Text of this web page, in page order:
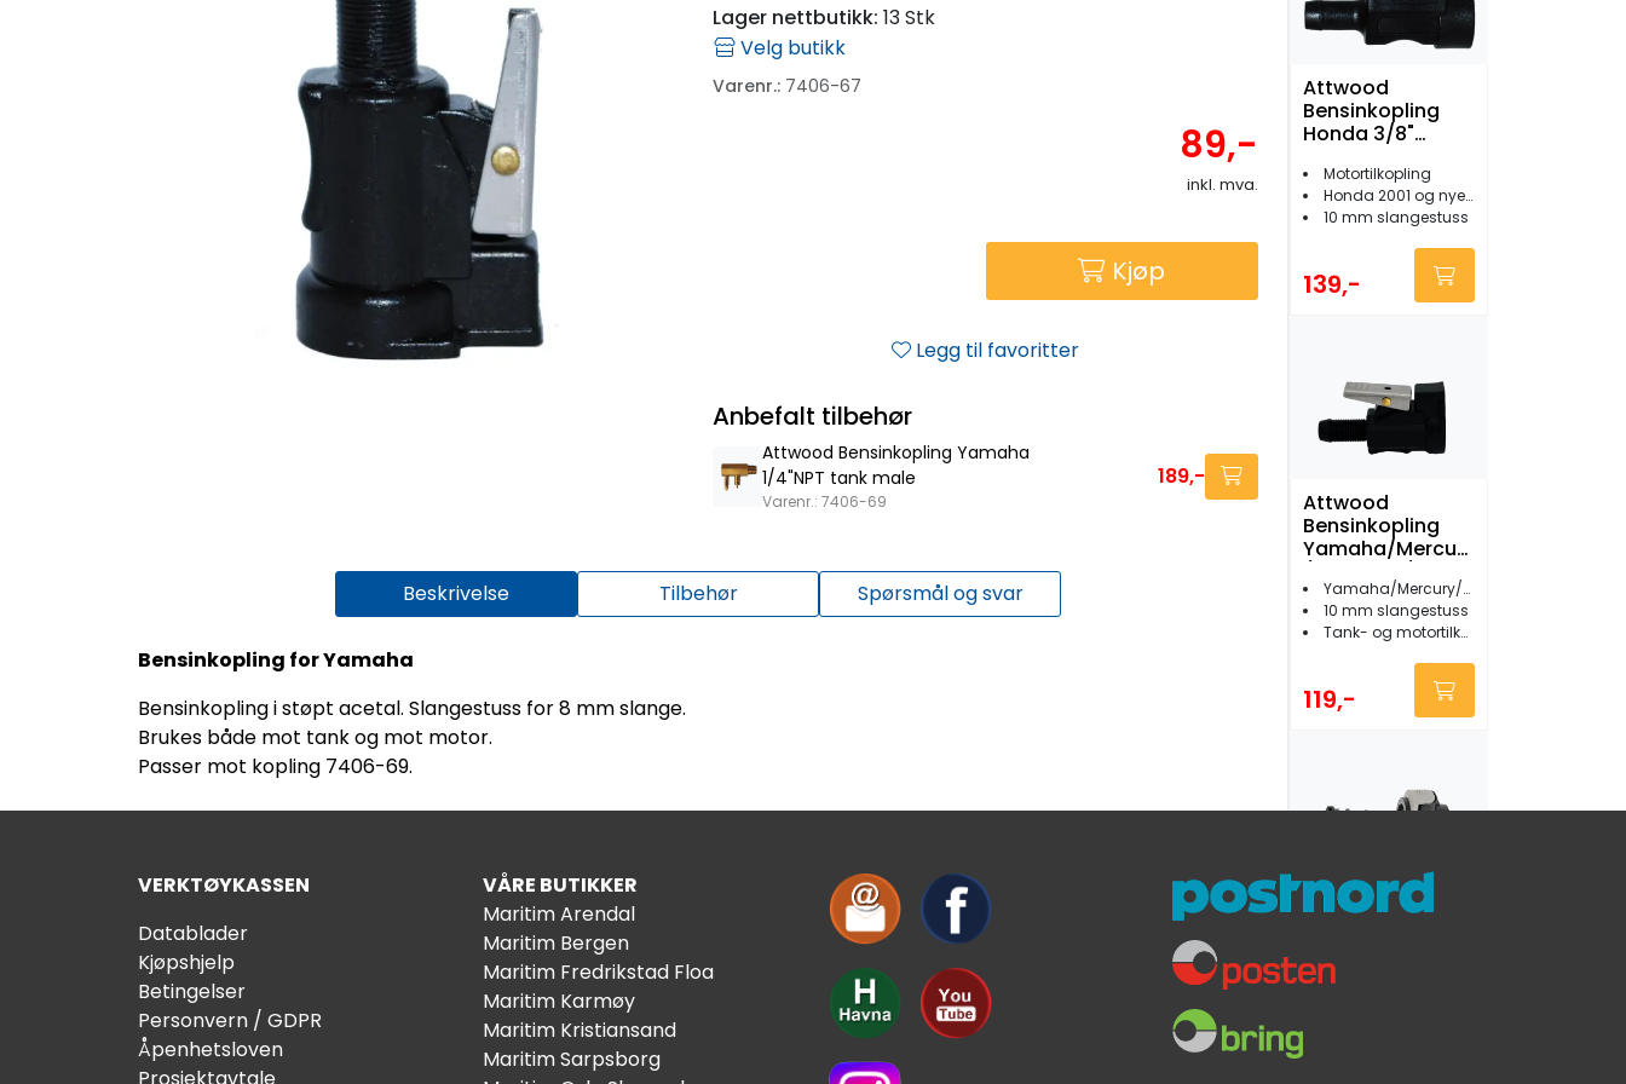
Lager nettbutikk: 13 Stk
Velg butikk
Varenr.: 7406-67
89,-
inkl. mva.
Kjøp
Legg til favoritter
Beskrivelse Tilbehør Spørsmål og svar
Bensinkopling for Yamaha
Bensinkopling i støpt acetal. Slangestuss for 8 mm slange.
Brukes både mot tank og mot motor.
Passer mot kopling 7406-69.
Anbefalt tilbehør
Attwood Bensinkopling Yamaha
1/4"NPT tank male
Varenr.: 7406-69
189,-
Attwood
Bensinkopling
Honda 3/8"
Motortilkopling
Honda 2001 og nyere
10 mm slangestuss
139,-
Attwood
Bensinkopling
Yamaha/Mercury
female
Yamaha/Mercury/Mariner/Honda
10 mm slangestuss
Tank- og motortilkopling
119,-
Bensinkopling
universal han og
Unngå sprut ved tilkobling
VERKTØYKASSEN
Datablader
Kjøpshjelp
Betingelser
Personvern / GDPR
Åpenhetsloven
VÅRE BUTIKKER
Maritim Arendal
Maritim Bergen
Maritim Fredrikstad Floa
Maritim Karmøy
Maritim Kristiansand
Maritim Sarpsborg